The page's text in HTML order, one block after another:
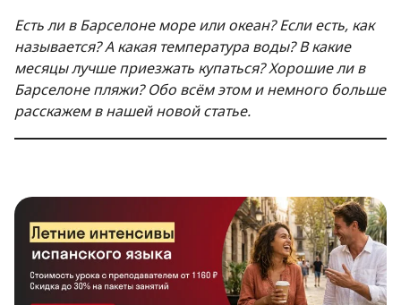
Есть ли в Барселоне море или океан? Если есть, как
называется? А какая температура воды? В какие
месяцы лучше приезжать купаться? Хорошие ли в
Барселоне пляжи? Обо всём этом и немного больше
расскажем в нашей новой статье.